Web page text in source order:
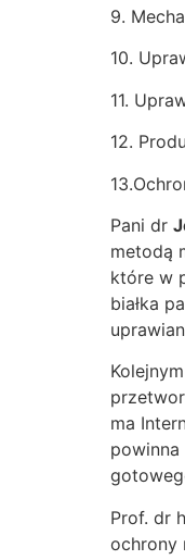
9.
10.
11.
12.
Pani dr
metodą
które w
białka
ma
Prof. dr
ochrony